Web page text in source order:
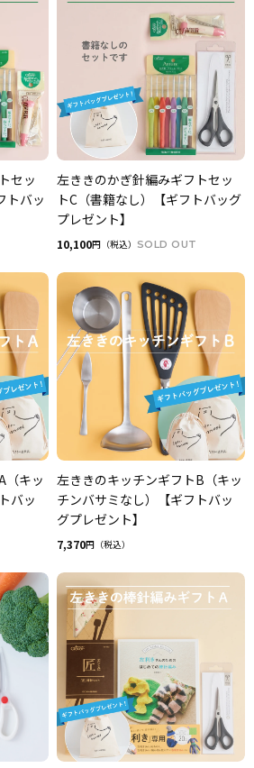
セッ
トバッ
左ききのかぎ針編みギフトセッ
トC（書籍なし）【ギフトバッグ
プレゼント】
10,100円（税込） SOLD OUT
（キッ
バッ
左ききのキッチンギフトB（キッ
チンバサミなし）【ギフトバッ
グプレゼント】
7,370円（税込）